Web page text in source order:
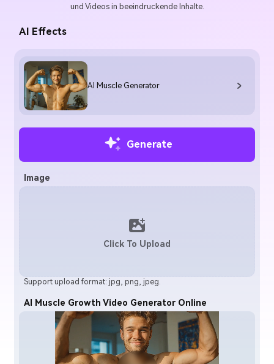
und Videos in beeindruckende Inhalte.
AI Effects
AI Muscle Generator
Generate
Image
Click To Upload
Support upload format: jpg, png, jpeg.
AI Muscle Growth Video Generator Online